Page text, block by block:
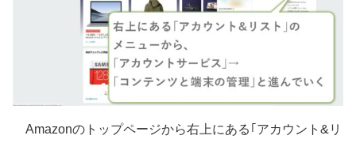
Amazonのトップページから右上にある｢アカウント&リ